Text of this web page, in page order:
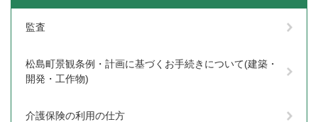
監査
松島町景観条例・計画に基づくお手続きについて(建築・
開発・工作物)
介護保険の利用の仕方